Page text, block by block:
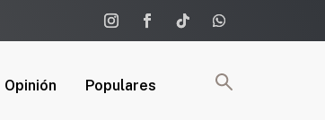
Opinión Populares